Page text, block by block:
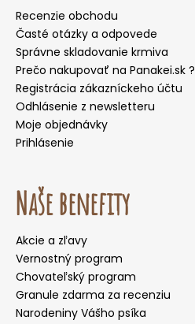
Recenzie obchodu
Časté otázky a odpovede
Správne skladovanie krmiva
Prečo nakupovať na Panakei.sk ?
Registrácia zákazníckeho účtu
Odhlásenie z newsletteru
Moje objednávky
Prihlásenie
Naše benefity
Akcie a zľavy
Vernostný program
Chovateľský program
Granule zdarma za recenziu
Narodeniny Vášho psíka